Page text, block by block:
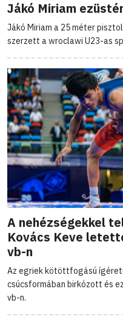
Jákó Miriam
Jákó Miriam a 25 méter
szerzett a wroclawi U23-as
A nehézségekkel
Kovács Keve
vb-n
Az egriek kötöttfogású
csúcsformában birkózott és
vb-n.